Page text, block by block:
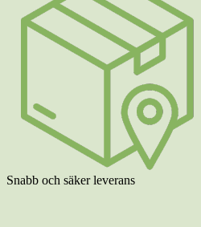
Snabb och säker leverans